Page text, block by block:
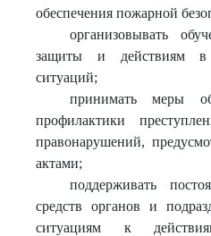
обеспечения пожарной
организовывать
защиты и действиям в
ситуаций;
принимать меры
профилактики
правонарушений,
актами;
поддерживать
средств органов и
ситуациям к